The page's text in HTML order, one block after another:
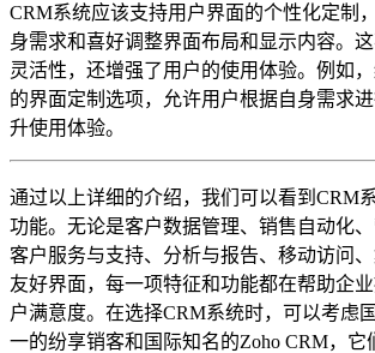
CRM系统应该支持用户界面的个性化定制
身需求和喜好调整界面布局和显示内容。
灵活性，还增强了用户的使用体验。例如
的界面定制选项，允许用户根据自身需求
升使用体验。
通过以上详细的介绍，我们可以看到CRM
功能。无论是客户数据管理、销售自动化
客户服务与支持、分析与报告、移动访问
友好界面，每一项特征和功能都在帮助企
户满意度。在选择CRM系统时，可以考虑
一的纷享销客和国际知名的Zoho CRM，它